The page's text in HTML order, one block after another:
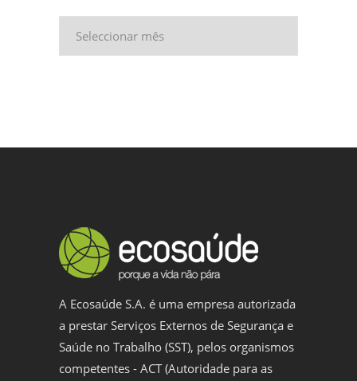
A Ecosaúde S.A. é uma empresa autorizada
a prestar Serviços Externos de Segurança e
Saúde no Trabalho (SST), pelos organismos
competentes - ACT (Autoridade para as